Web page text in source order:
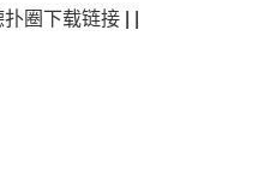
扑圈下载链接